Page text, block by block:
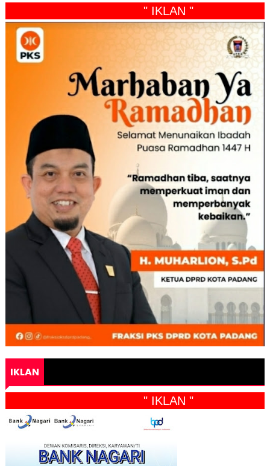
" IKLAN "
IKLAN
" IKLAN "